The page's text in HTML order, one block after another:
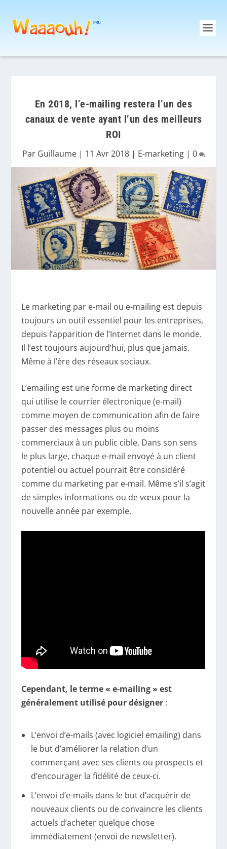
En 2018, l’e-mailing restera l’un des
canaux de vente ayant l’un des meilleurs
ROI
Par Guillaume| 11 Avr 2018| E-marketing| 0
Le marketing par e-mail ou e-mailing est depuis
toujours un outil essentiel pour les entreprises,
depuis l’apparition de l’Internet dans le monde.
Il l’est toujours aujourd’hui, plus que jamais.
Même à l’ère des réseaux sociaux.
L’emailing est une forme de marketing direct
qui utilise le courrier électronique (e-mail)
comme moyen de communication afin de faire
passer des messages plus ou moins
commerciaux à un public cible. Dans son sens
le plus large, chaque e-mail envoyé à un client
potentiel ou actuel pourrait être considéré
comme du marketing par e-mail. Même s’il s’agit
de simples informations ou de vœux pour la
nouvelle année par exemple.
Cependant, le terme « e-mailing » est
généralement utilisé pour désigner :
L’envoi d’e-mails (avec logiciel emailing) dans
le but d’améliorer la relation d’un
commerçant avec ses clients ou prospects et
d’encourager la fidélité de ceux-ci.
L’envoi d’e-mails dans le but d’acquérir de
nouveaux clients ou de convaincre les clients
actuels d’acheter quelque chose
immédiatement (envoi de newsletter).